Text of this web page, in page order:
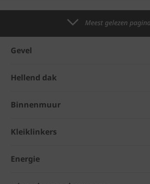
Meest gelezen
Gevel
Hellend dak
Binnenmuur
Kleiklinkers
Energie